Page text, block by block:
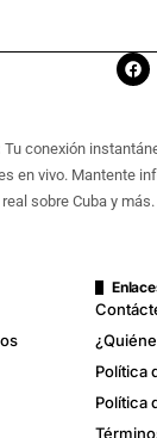
Tu conexión
en vivo. Mantente
sobre Cuba y
Política
Política